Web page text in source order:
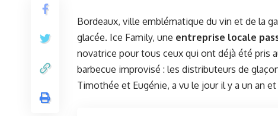
Bordeaux, ville emblématique du vin et de la
glacée. Ice Family, une entreprise locale
novatrice pour tous ceux qui ont déjà été pris
barbecue improvisé : les distributeurs de
Timothée et Eugénie, a vu le jour il y a un an